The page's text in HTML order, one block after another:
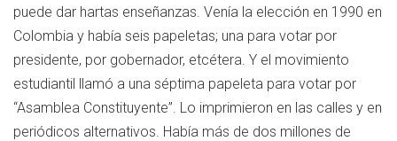
puede dar hartas enseñanzas. Venía la elección en 1990 en
Colombia y había seis papeletas; una para votar por
presidente, por gobernador, etcétera. Y el movimiento
estudiantil llamó a una séptima papeleta para votar por
“Asamblea Constituyente”. Lo imprimieron en las calles y en
periódicos alternativos. Había más de dos millones de